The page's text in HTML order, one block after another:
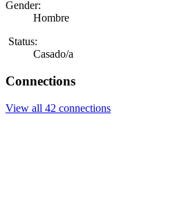
Gender:
Hombre
Status:
Casado/a
Connections
View all 42 connections